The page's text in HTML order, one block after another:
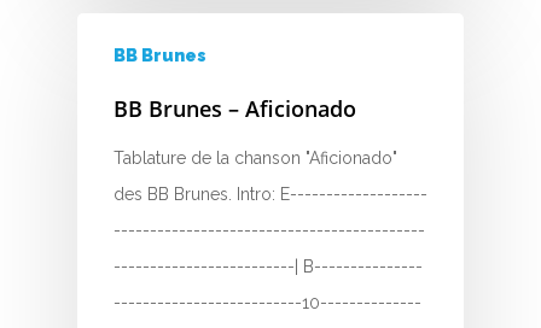
BB Brunes
BB Brunes – Aficionado
Tablature de la chanson "Aficionado"
des BB Brunes. Intro: E-------------------
-------------------------------------------
-------------------------| B---------------
--------------------------10--------------